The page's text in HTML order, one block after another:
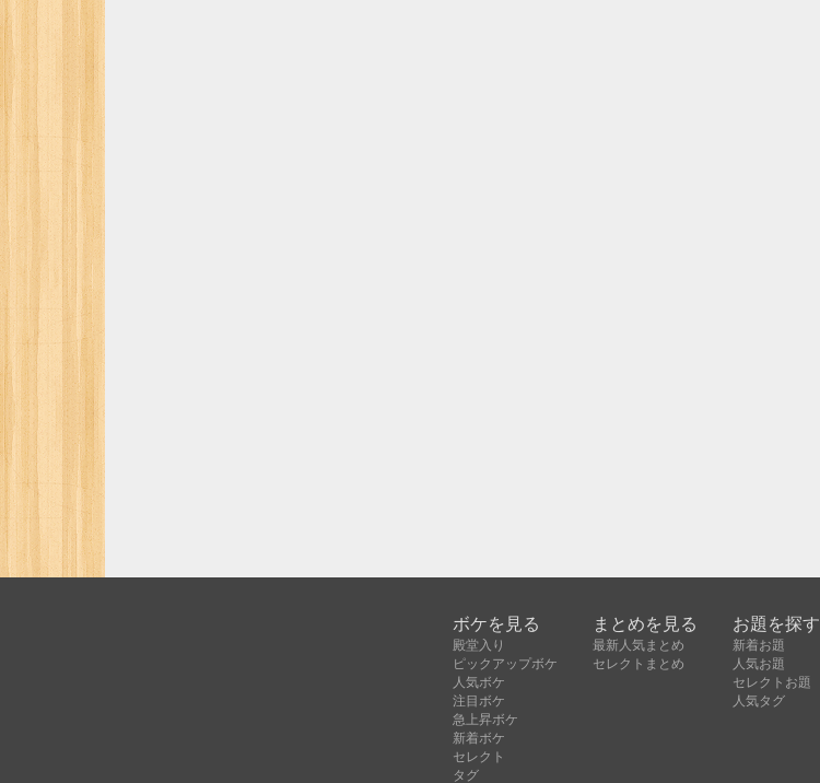
ボケを見る
殿堂入り
ピックアップボケ
人気ボケ
注目ボケ
急上昇ボケ
新着ボケ
セレクト
タグ
まとめを見る
最新人気まとめ
セレクトまとめ
お題を探す
新着お題
人気お題
セレクトお題
人気タグ